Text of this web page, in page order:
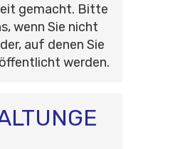
gemacht. Bitte
wenn Sie nicht
auf denen Sie
werden.